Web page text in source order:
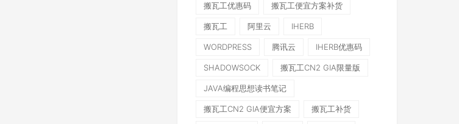
搬瓦工优惠码 搬瓦工便宜方案补货
搬瓦工 阿里云 IHERB
WORDPRESS 腾讯云 IHERB优惠码
SHADOWSOCK 搬瓦工CN2 GIA限量版
JAVA编程思想读书笔记
搬瓦工CN2 GIA便宜方案 搬瓦工补货